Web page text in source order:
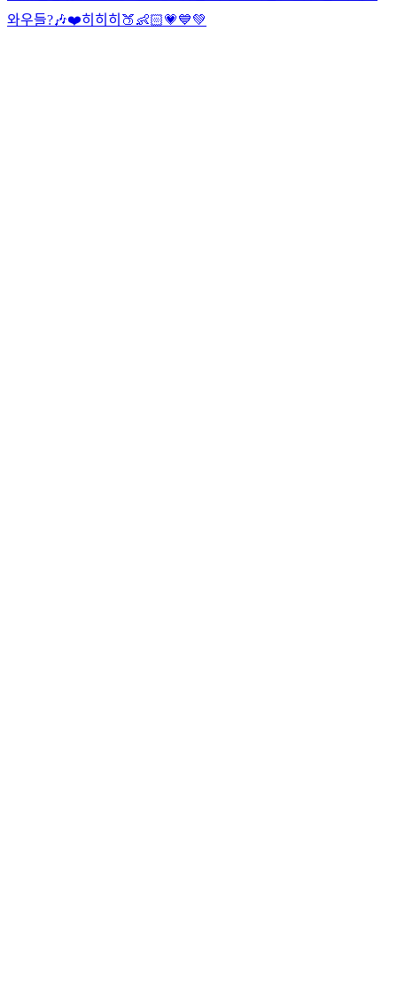
와우들?🎶❤️히히히🍑👶🏻💗💙💚